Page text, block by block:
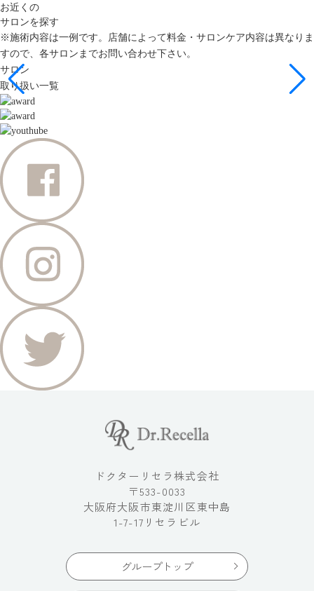
お近くの
サロンを探す
※施術内容は一例です。店舗によって料金・サロンケア内容は異なりま
すので、各サロンまでお問い合わせ下さい。
サロン
取り扱い一覧
ドクターリセラ株式会社
〒533-0033
大阪府大阪市東淀川区東中島
1-7-17リセラビル
グループトップ